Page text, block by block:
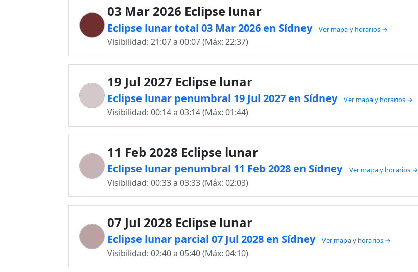
03 Mar 2026 Eclipse lunar
Eclipse lunar total 03 Mar 2026 en Sídney Ver mapa y horarios →
Visibilidad: 21:07 a 00:07 (Máx: 22:37)
19 Jul 2027 Eclipse lunar
Eclipse lunar penumbral 19 Jul 2027 en Sídney Ver mapa y horarios →
Visibilidad: 00:14 a 03:14 (Máx: 01:44)
11 Feb 2028 Eclipse lunar
Eclipse lunar penumbral 11 Feb 2028 en Sídney Ver mapa y horarios →
Visibilidad: 00:33 a 03:33 (Máx: 02:03)
07 Jul 2028 Eclipse lunar
Eclipse lunar parcial 07 Jul 2028 en Sídney Ver mapa y horarios →
Visibilidad: 02:40 a 05:40 (Máx: 04:10)